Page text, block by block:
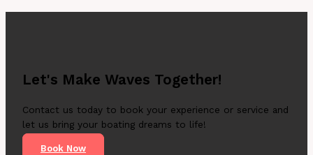
Let's Make Waves Together!
Contact us today to book your experience or service and
let us bring your boating dreams to life!
Book Now